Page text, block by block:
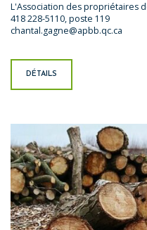
L'Association des propriétaires
418 228-5110, poste 119
chantal.gagne@apbb.qc.ca
DÉTAILS